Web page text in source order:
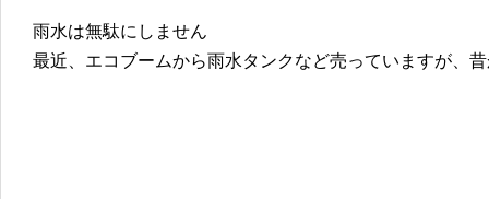
雨水は無駄にしません
最近、エコブームから雨水タンクなど売っていますが、